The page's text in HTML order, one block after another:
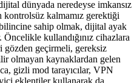
dünyada neredeyse imkansız
kalmamız gerektiği
sahip olmak, dijital ayak
kullandığınız cihazlara
geçirmeli, gereksiz
olmayan kaynaklardan gelen
gizli mod tarayıcılar, VPN
eklentiler kullanarak da